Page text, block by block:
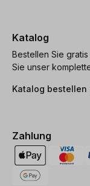
Katalog
Bestellen Sie
Sie unser
Katalog bestellen
Zahlung